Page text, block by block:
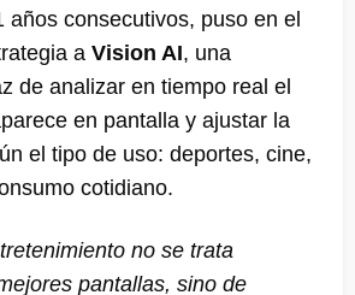
años consecutivos, puso en el
a Vision AI, una
de analizar en tiempo real el
en pantalla y ajustar la
el tipo de uso: deportes, cine,
cotidiano.
no se trata
pantallas, sino de